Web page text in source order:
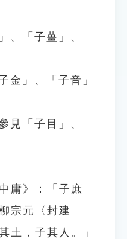
、「子薑」、
金」、「子音」
見「子目」、
庸》：「子庶
宗元〈封建
土，子其人。」